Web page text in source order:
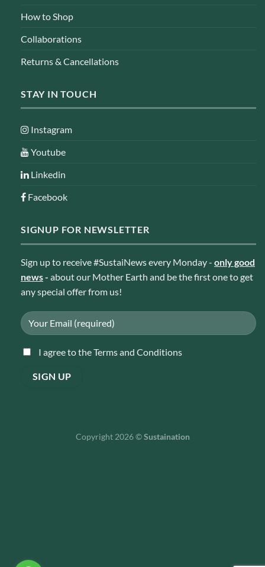
How to Shop
Collaborations
Returns & Cancellations
STAY IN TOUCH
Instagram
Youtube
Linkedin
Facebook
SIGNUP FOR NEWSLETTER
Sign up to receive #SustaiNews every Monday - only good
news- about our Mother Earth and be the first one to get
any special offer from us!
I agree to the Terms and Conditions
Copyright 2026 ©Sustaination